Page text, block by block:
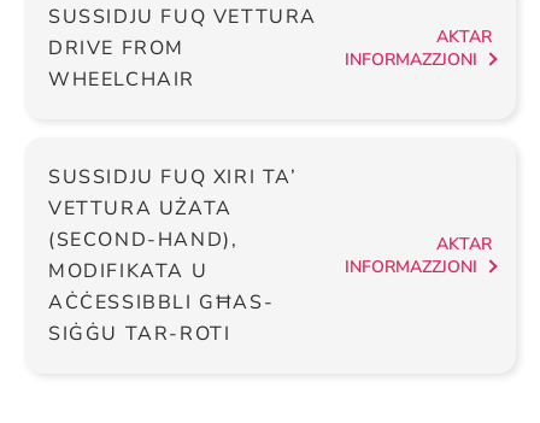
SUSSIDJU FUQ VETTURA
DRIVE FROM
WHEELCHAIR
AKTAR
INFORMAZZJONI
SUSSIDJU FUQ XIRI TA’
VETTURA UŻATA
(SECOND-HAND),
MODIFIKATA U
AĊĊESSIBBLI GĦAS-
SIĠĠU TAR-ROTI
AKTAR
INFORMAZZJONI